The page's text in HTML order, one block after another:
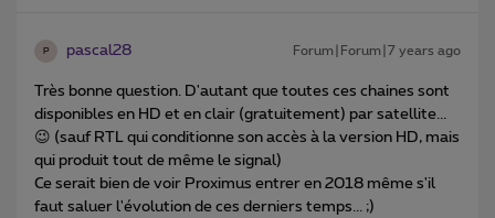
P pascal28 Forum|Forum|7 years ago
Très bonne question. D'autant que toutes ces chaines sont
disponibles en HD et en clair (gratuitement) par satellite...
😉 (sauf RTL qui conditionne son accès à la version HD, mais
qui produit tout de même le signal)
Ce serait bien de voir Proximus entrer en 2018 même s'il
faut saluer l'évolution de ces derniers temps... ;)